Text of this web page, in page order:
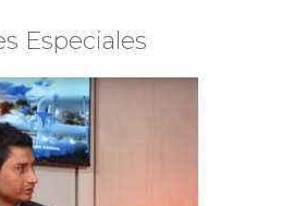
Especiales